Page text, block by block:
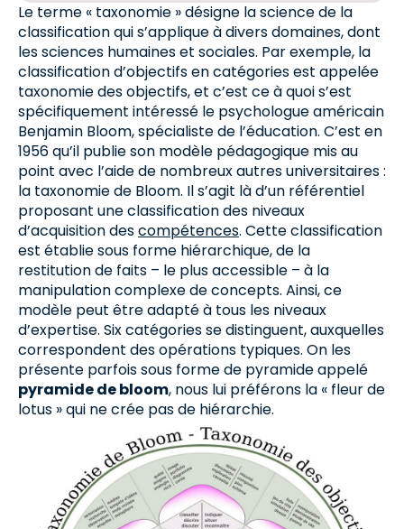
Le terme « taxonomie » désigne la science de la
classification qui s’applique à divers domaines, dont
les sciences humaines et sociales. Par exemple, la
classification d’objectifs en catégories est appelée
taxonomie des objectifs, et c’est ce à quoi s’est
spécifiquement intéressé le psychologue américain
Benjamin Bloom, spécialiste de l’éducation. C’est en
1956 qu’il publie son modèle pédagogique mis au
point avec l’aide de nombreux autres universitaires :
la taxonomie de Bloom. Il s’agit là d’un référentiel
proposant une classification des niveaux
d’acquisition descompétences. Cette classification
est établie sous forme hiérarchique, de la
restitution de faits – le plus accessible – à la
manipulation complexe de concepts. Ainsi, ce
modèle peut être adapté à tous les niveaux
d’expertise. Six catégories se distinguent, auxquelles
correspondent des opérations typiques. On les
présente parfois sous forme de pyramide appelé
pyramide de bloom, nous lui préférons la « fleur de
lotus » qui ne crée pas de hiérarchie.